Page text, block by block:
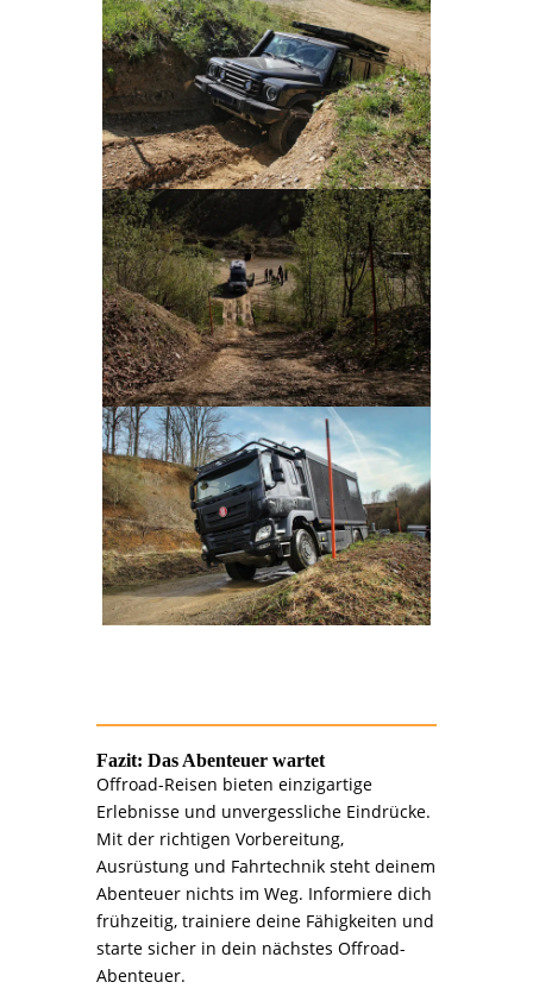
Fazit: Das Abenteuer wartet
Offroad-Reisen bieten einzigartige
Erlebnisse und unvergessliche Eindrücke.
Mit der richtigen Vorbereitung,
Ausrüstung und Fahrtechnik steht deinem
Abenteuer nichts im Weg. Informiere dich
frühzeitig, trainiere deine Fähigkeiten und
starte sicher in dein nächstes Offroad-
Abenteuer.